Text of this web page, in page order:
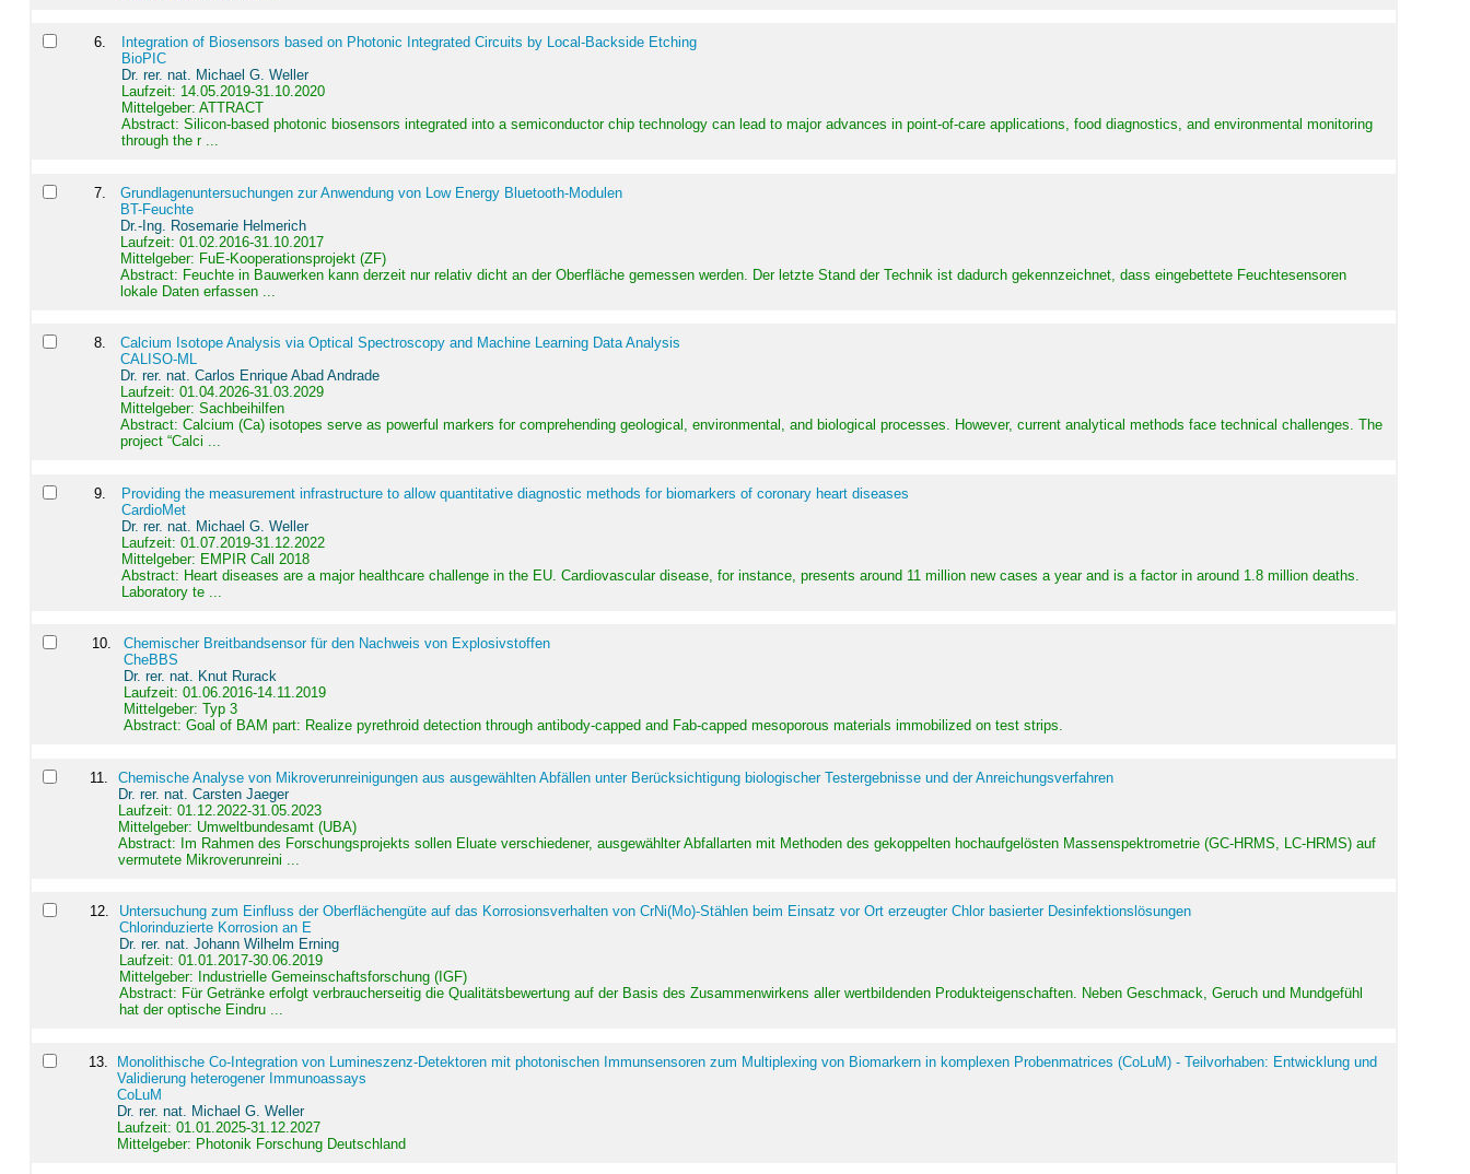
6.
Integration of Biosensors based on Photonic Integrated Circuits by Local-Backside Etching
BioPIC
Dr. rer. nat. Michael G. Weller
Laufzeit: 14.05.2019-31.10.2020
Mittelgeber: ATTRACT
Abstract: Silicon-based photonic biosensors integrated into a semiconductor chip technology can lead to major advances in point-of-care applications, food diagnostics, and environmental monitoring
through the r ...
7.
Grundlagenuntersuchungen zur Anwendung von Low Energy Bluetooth-Modulen
BT-Feuchte
Dr.-Ing. Rosemarie Helmerich
Laufzeit: 01.02.2016-31.10.2017
Mittelgeber: FuE-Kooperationsprojekt (ZF)
Abstract: Feuchte in Bauwerken kann derzeit nur relativ dicht an der Oberfläche gemessen werden. Der letzte Stand der Technik ist dadurch gekennzeichnet, dass eingebettete Feuchtesensoren
lokale Daten erfassen ...
8.
Calcium Isotope Analysis via Optical Spectroscopy and Machine Learning Data Analysis
CALISO-ML
Dr. rer. nat. Carlos Enrique Abad Andrade
Laufzeit: 01.04.2026-31.03.2029
Mittelgeber: Sachbeihilfen
Abstract:Calcium (Ca) isotopes serve as powerful markers for comprehending geological, environmental, and biological processes. However, current analytical methods face technical challenges. The
project “Calci ...
9
Providing the measurement infrastructure to allow quantitative diagnostic methods for biomarkers of coronary heart diseases
CardioMet
Dr. rer. nat. Michael G. Weller
Laufzeit: 01.07.2019-31.12.2022
Mittelgeber: EMPIR Call 2018
Abstract: Heart diseases are a major healthcare challenge in the EU. Cardiovascular disease, for instance, presents around 11 million new cases a year and is a factor in around 1.8 million deaths.
Laboratory te ...
10.
Chemischer Breitbandsensor für den Nachweis von Explosivstoffen
CheBBS
Dr. rer. nat. Knut Rurack
Laufzeit: 01.06.2016-14.11.2019
Mittelgeber: Typ 3
Abstract:Goal of BAM part: Realize pyrethroid detection through antibody-capped and Fab-capped mesoporous materials immobilized on test strips.
11
Chemische Analyse von Mikroverunreinigungen aus ausgewählten Abfällen unter Berücksichtigung biologischer Testergebnisse und der Anreichungsverfahren
Dr. rer. nat. Carsten Jaeger
Laufzeit: 01.12.2022-31.05.2023
Mittelgeber: Umweltbundesamt (UBA)
Abstract: Im Rahmen des Forschungsprojekts sollen Eluate verschiedener, ausgewählter Abfallarten mit Methoden des gekoppelten hochaufgelösten Massenspektrometrie (GC-HRMS, LC-HRMS) auf
vermutete Mikroverunreini ...
12.
Untersuchung zum Einfluss der Oberflächengüte auf das Korrosionsverhalten von CrNi(Mo)-Stählen beim Einsatz vor Ort erzeugter Chlor basierter Desinfektionslösungen
Chlorinduzierte Korrosion an E
Dr. rer. nat. Johann Wilhelm Erning
Laufzeit: 01.01.2017-30.06.2019
Mittelgeber: Industrielle Gemeinschaftsforschung (IGF)
Abstract: Für Getränke erfolgt verbraucherseitig die Qualitätsbewertung auf der Basis des Zusammenwirkens aller wertbildenden Produkteigenschaften. Neben Geschmack, Geruch und Mundgefühl
hat der optische Eindru ...
13.
Monolithische Co-Integration von Lumineszenz-Detektoren mit photonischen Immunsensoren zum Multiplexing von Biomarkern in komplexen Probenmatrices (CoLuM) - Teilvorhaben: Entwicklung und
Validierung heterogener Immunoassays
CoLuM
Dr. rer. nat. Michael G. Weller
Laufzeit: 01.01.2025-31.12.2027
Mittelgeber: Photonik Forschung Deutschland